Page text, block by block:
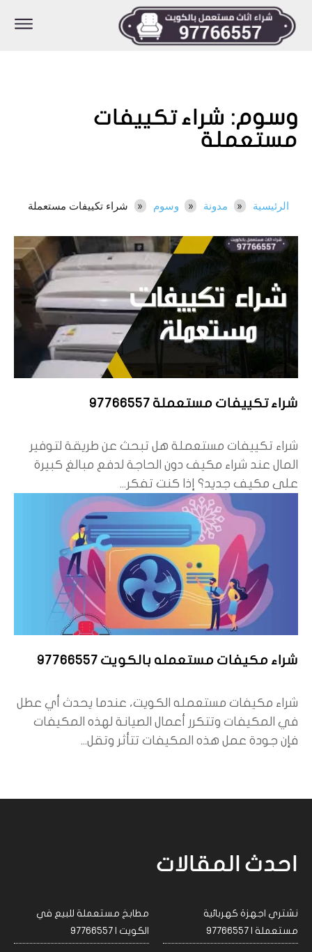
وسوم: شراء تكييفات
مستعملة
الرئيسية مدونة وسوم شراء تكييفات مستعملة
شراء تكييفات مستعملة 97766557
شراء تكييفات مستعملة هل تبحث عن طريقة لتوفير
المال عند شراء مكيف دون الحاجة لدفع مبالغ كبيرة
على مكيف جديد؟ إذا كنت تفكر...
شراء مكيفات مستعمله بالكويت 97766557
شراء مكيفات مستعمله الكويت، عندما يحدث أي عطل
في المكيفات وتتكرر أعمال الصيانة لهذه المكيفات
فإن جودة عمل هذه المكيفات تتأثر وتقل...
احدث المقالات
نشتري اجهزة كهربائية
مستعملة | 97766557
مطابخ مستعملة للبيع في
الكويت | 97766557